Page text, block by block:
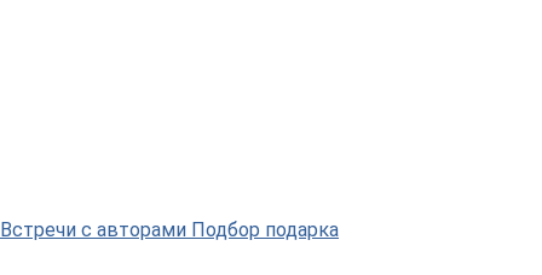
Встречи с авторами Подбор подарка